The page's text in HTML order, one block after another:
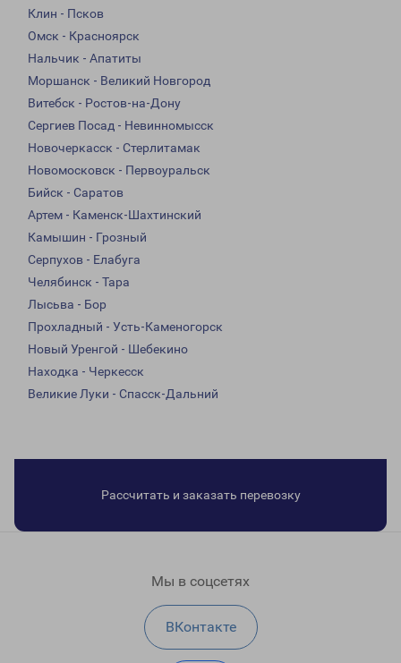
Клин - Псков
Омск - Красноярск
Нальчик - Апатиты
Моршанск - Великий Новгород
Витебск - Ростов-на-Дону
Сергиев Посад - Невинномысск
Новочеркасск - Стерлитамак
Новомосковск - Первоуральск
Бийск - Саратов
Артем - Каменск-Шахтинский
Камышин - Грозный
Серпухов - Елабуга
Челябинск - Тара
Лысьва - Бор
Прохладный - Усть-Каменогорск
Новый Уренгой - Шебекино
Находка - Черкесск
Великие Луки - Спасск-Дальний
Рассчитать и заказать перевозку
Мы в соцсетях
ВКонтакте